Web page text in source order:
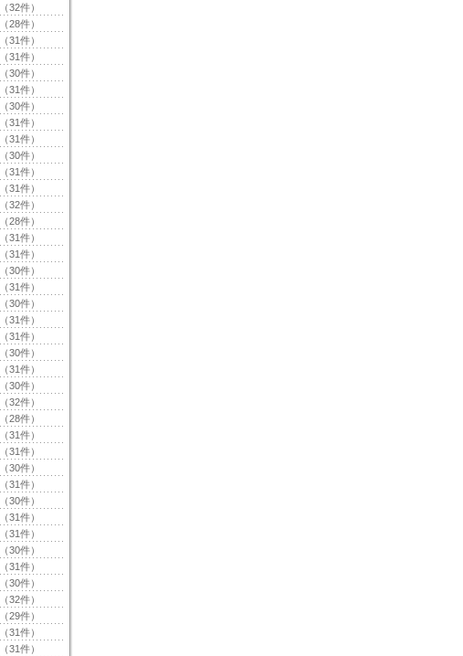
（32件）
（28件）
（31件）
（31件）
（30件）
（31件）
（30件）
（31件）
（31件）
（30件）
（31件）
（31件）
（32件）
（28件）
（31件）
（31件）
（30件）
（31件）
（30件）
（31件）
（31件）
（30件）
（31件）
（30件）
（32件）
（28件）
（31件）
（31件）
（30件）
（31件）
（30件）
（31件）
（31件）
（30件）
（31件）
（30件）
（32件）
（29件）
（31件）
（31件）